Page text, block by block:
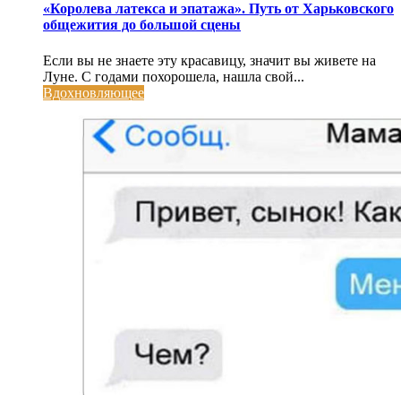
«Королева латекса и эпатажа». Путь от Харьковского
общежития до большой сцены
Если вы не знаете эту красавицу, значит вы живете на
Луне. С годами похорошела, нашла свой...
Вдохновляющее